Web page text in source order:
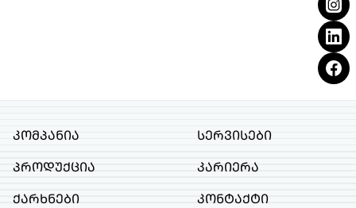
კომპანია
პროდუქცია
ქარხნები
სერვისები
კარიერა
კონტაქტი